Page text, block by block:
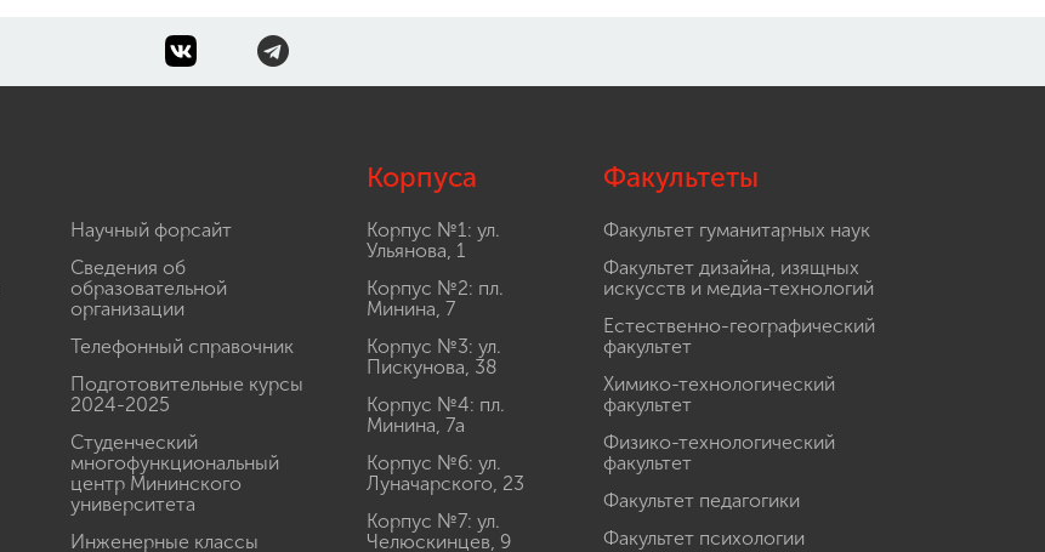
Научный форсайт
Сведения об
образовательной
организации
Телефонный справочник
Подготовительные курсы
2024-2025
Студенческий
многофункциональный
центр Мининского
университета
Инженерные классы
Корпуса
Корпус №1: ул.
Ульянова, 1
Корпус №2: пл.
Минина, 7
Корпус №3: ул.
Пискунова, 38
Корпус №4: пл.
Минина, 7а
Корпус №6: ул.
Луначарского, 23
Корпус №7: ул.
Челюскинцев, 9
Факультеты
Факультет гуманитарных наук
Факультет дизайна, изящных
искусств и медиа-технологий
Естественно-географический
факультет
Химико-технологический
факультет
Физико-технологический
факультет
Факультет педагогики
Факультет психологии